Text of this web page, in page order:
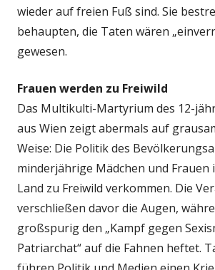
wieder auf freien Fuß sind. Sie
behaupten, die Taten wären
gewesen.
Frauen werden zu Freiwild
Das Multikulti-Martyrium des 12-
aus Wien zeigt abermals auf
Weise: Die Politik des
minderjährige Mädchen und Frauen
Land zu Freiwild verkommen. Die
verschließen davor die Augen,
großspurig den „Kampf gegen
Patriarchat“ auf die Fahnen heftet.